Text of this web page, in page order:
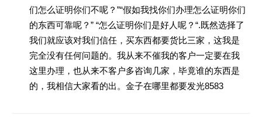
们怎么证明你们不呢？”“假如我找你们办理怎么证明你们
的东西可靠呢？” “怎么证明你们是好人呢？“.既然选择了
我们就应该对我们信任，买东西都要货比三家，这我是
完全没有任何问题的。我从来不催我的客户一定要在我
这里办理，也从来不客户多咨询几家，毕竟谁的东西是
的，我相信大家看的出。金子在哪里都要发光8583